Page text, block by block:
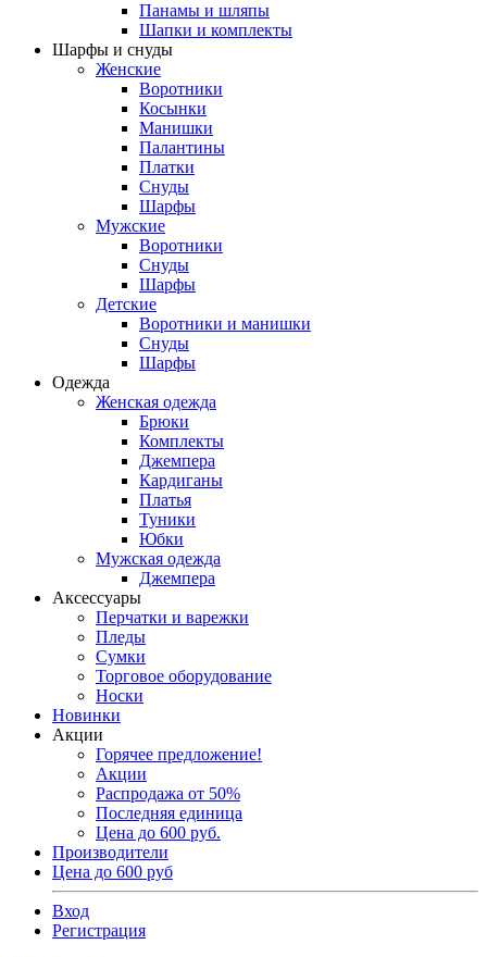
Панамы и шляпы
Шапки и комплекты
Шарфы и снуды
Женские
Воротники
Косынки
Манишки
Палантины
Платки
Снуды
Шарфы
Мужские
Воротники
Снуды
Шарфы
Детские
Воротники и манишки
Снуды
Шарфы
Одежда
Женская одежда
Брюки
Комплекты
Джемпера
Кардиганы
Платья
Туники
Юбки
Мужская одежда
Джемпера
Аксессуары
Перчатки и варежки
Пледы
Сумки
Торговое оборудование
Носки
Новинки
Акции
Горячее предложение!
Акции
Распродажа от 50%
Последняя единица
Цена до 600 руб.
Производители
Цена до 600 руб
Вход
Регистрация